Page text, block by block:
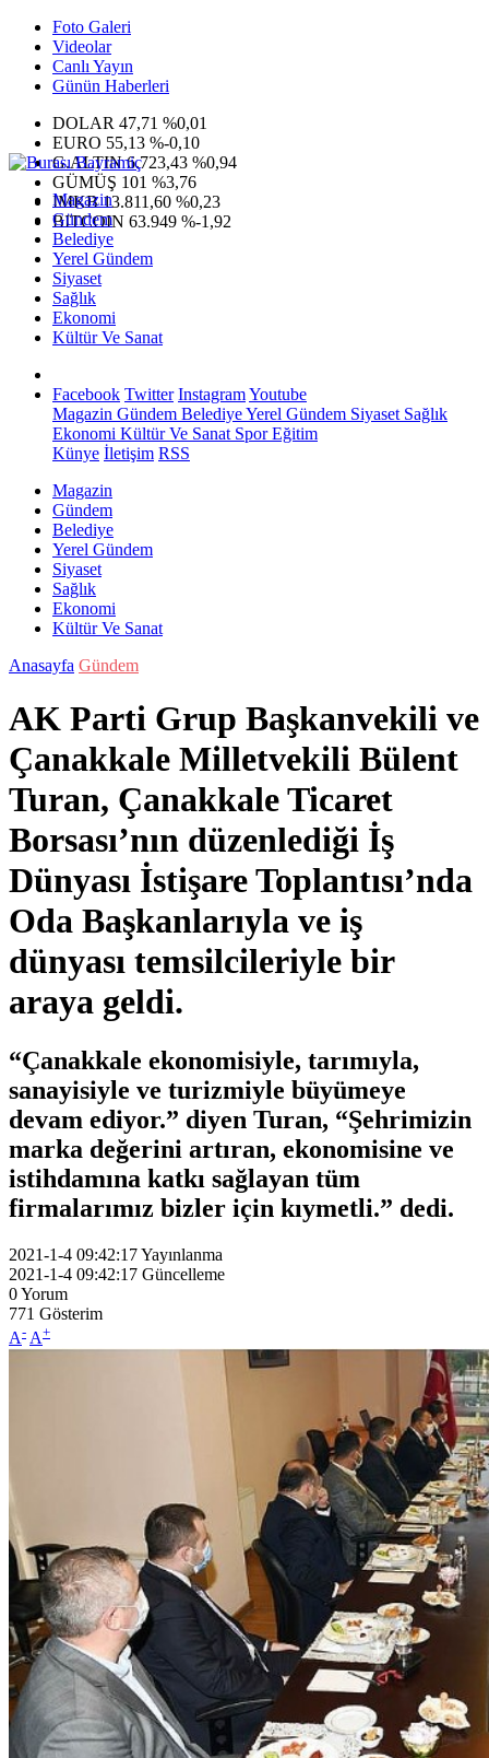
Foto Galeri
Videolar
Canlı Yayın
Günün Haberleri
DOLAR 47,71 %0,01
EURO 55,13 %-0,10
G.ALTIN6.723,43 %0,94
GÜMÜŞ 101 %3,76
IMKB13.811,60 %0,23
BITCOIN 63.949 %-1,92
Magazin
Gündem
Belediye
Yerel Gündem
Siyaset
Sağlık
Ekonomi
Kültür Ve Sanat
Facebook Twitter InstagramYoutube
Magazin Gündem BelediyeYerel Gündem Siyaset Sağlık
Ekonomi Kültür Ve Sanat SporEğitim
Künye İletişim RSS
Magazin
Gündem
Belediye
Yerel Gündem
Siyaset
Sağlık
Ekonomi
Kültür Ve Sanat
Anasayfa Gündem
AK Parti Grup Başkanvekili ve
Çanakkale Milletvekili Bülent
Turan, Çanakkale Ticaret
Borsası’nın düzenlediği İş
Dünyası İstişare Toplantısı’nda
Oda Başkanlarıyla ve iş
dünyası temsilcileriyle bir
araya geldi.
“Çanakkale ekonomisiyle, tarımıyla,
sanayisiyle ve turizmiyle büyümeye
devam ediyor.” diyen Turan, “Şehrimizin
marka değerini artıran, ekonomisine ve
istihdamına katkı sağlayan tüm
firmalarımız bizler için kıymetli.” dedi.
2021-1-4 09:42:17Yayınlanma
2021-1-4 09:42:17 Güncelleme
0Yorum
771 Gösterim
A- A+